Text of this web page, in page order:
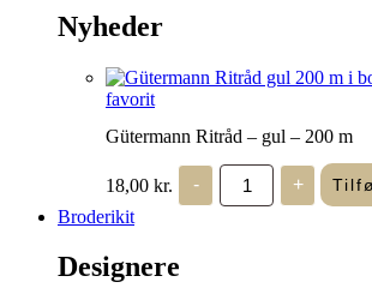
Nyheder
favorit
Gütermann Ritråd – gul – 200 m
18,00 kr. -
Gütermann
Ritråd
-
+
Broderikit
Designere